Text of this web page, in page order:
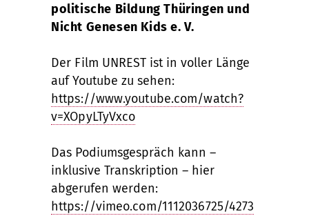
politische Bildung Thüringen und
Nicht Genesen Kids e. V.
Der Film UNREST ist in voller Länge
auf Youtube zu sehen:
https://www.youtube.com/watch?
v=XOpyLTyVxco
Das Podiumsgespräch kann –
inklusive Transkription – hier
abgerufen werden:
https://vimeo.com/1112036725/4273